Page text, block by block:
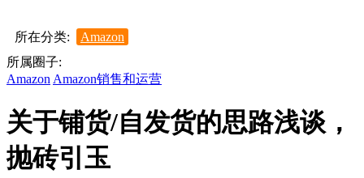
所在分类:
Amazon
所属圈子:
Amazon Amazon销售和运营
关于铺货/自发货的思路浅谈，
抛砖引玉